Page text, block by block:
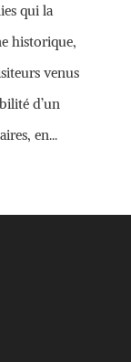
qui la
historique,
venus
d’un
en...